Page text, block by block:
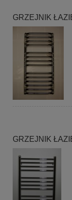
GRZEJNIK
GRZEJNIK